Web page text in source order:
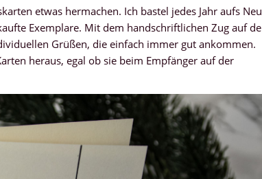
etwas hermachen. Ich bastel jedes Jahr aufs
Exemplare. Mit dem handschriftlichen Zug auf
Grüßen, die einfach immer gut ankommen.
heraus, egal ob sie beim Empfänger auf der